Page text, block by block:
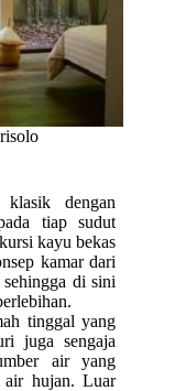
dengan
tiap sudut
kayu bekas
kamar dari
sehingga di sini
tinggal yang
juga sengaja
air yang
air hujan. Luar